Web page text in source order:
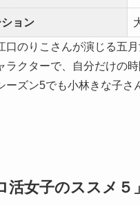
ョン
口のりこさんが演じる五
ラクターで、自分だけの
ーズン5でも小林きな子
活女子のススメ